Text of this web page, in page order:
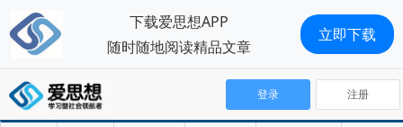
登录 注册
下载爱思想APP
随时随地阅读精品文章
立即下载